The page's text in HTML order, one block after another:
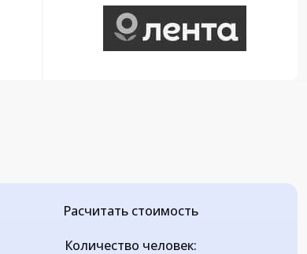
Расчитать стоимость
Количество человек: